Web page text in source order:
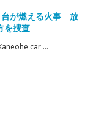
台が燃える火事 放
を捜査
car ...